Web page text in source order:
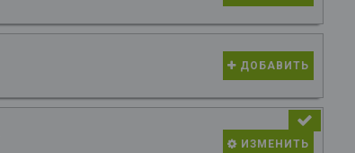
ДОБАВИТЬ
ИЗМЕНИТЬ